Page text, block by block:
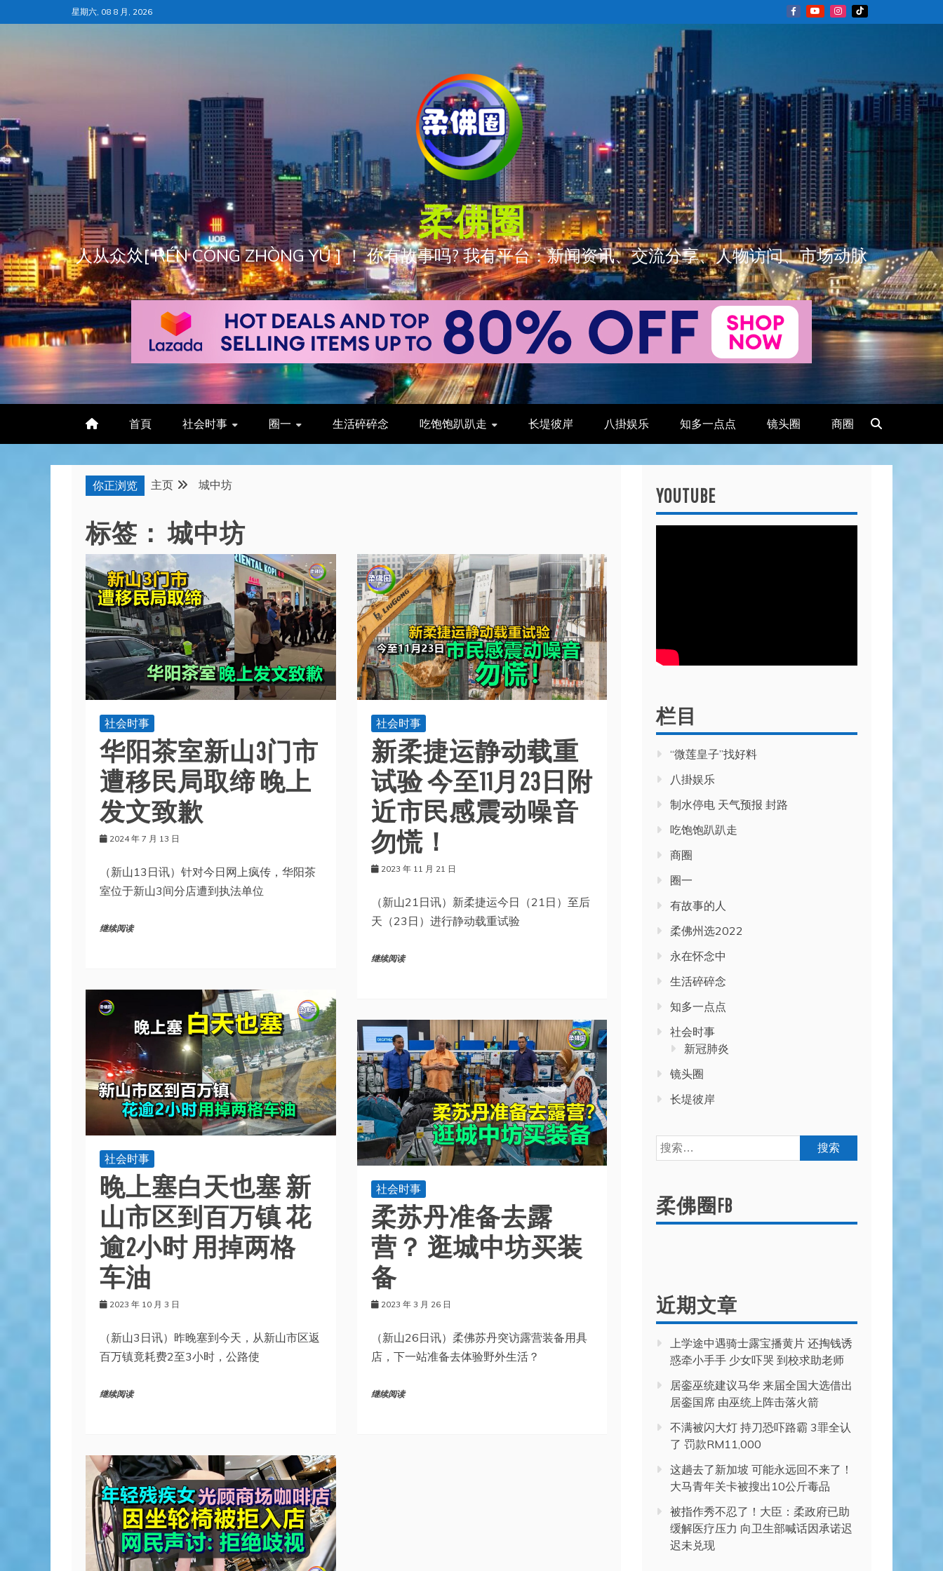
至
星期六, 08 8 月, 2026
柔佛圈
人从众𠈌[ RÉN CÓNG ZHÒNG YÚ ] ！ 你有故事吗? 我有平台：新闻资讯、交流分享、人物访问、市场动脉
首頁 社会时事 圈一 生活碎碎念 吃饱饱趴趴走 长堤彼岸 八掛娱乐 知多一点点 镜头圈 商圈
你正浏览 主页 城中坊
标签：城中坊
社会时事
华阳茶室新山3门市
遭移民局取缔 晚上
发文致歉
2024 年 7 月 13 日
（新山13日讯）针对今日网上疯传，华阳茶
室位于新山3间分店遭到执法单位
继续阅读
社会时事
新柔捷运静动载重
试验 今至11月23日附
近市民感震动噪音
勿慌！
2023 年 11 月 21 日
（新山21日讯）新柔捷运今日（21日）至后
天（23日）进行静动载重试验
继续阅读
社会时事
晚上塞白天也塞 新
山市区到百万镇 花
逾2小时 用掉两格
车油
2023 年 10 月 3 日
（新山3日讯）昨晚塞到今天，从新山市区返
百万镇竟耗费2至3小时，公路使
继续阅读
社会时事
柔苏丹准备去露
营？ 逛城中坊买装
备
2023 年 3 月 26 日
（新山26日讯）柔佛苏丹突访露营装备用具
店，下一站准备去体验野外生活？
继续阅读
YOUTUBE
栏目
“微莲皇子”找好料
八掛娱乐
制水停电 天气预报 封路
吃饱饱趴趴走
商圈
圈一
有故事的人
柔佛州选2022
永在怀念中
生活碎碎念
知多一点点
社会时事
新冠肺炎
镜头圈
长堤彼岸
搜
索：
柔佛圈FB
近期文章
上学途中遇骑士露宝播黄片 还掏钱诱
惑牵小手手 少女吓哭 到校求助老师
居銮巫统建议马华 来届全国大选借出
居銮国席 由巫统上阵击落火箭
不满被闪大灯 持刀恐吓路霸 3罪全认
了 罚款RM11,000
这趟去了新加坡 可能永远回不来了！
大马青年关卡被搜出10公斤毒品
被指作秀不忍了！大臣：柔政府已助
缓解医疗压力 向卫生部喊话因承诺迟
迟未兑现